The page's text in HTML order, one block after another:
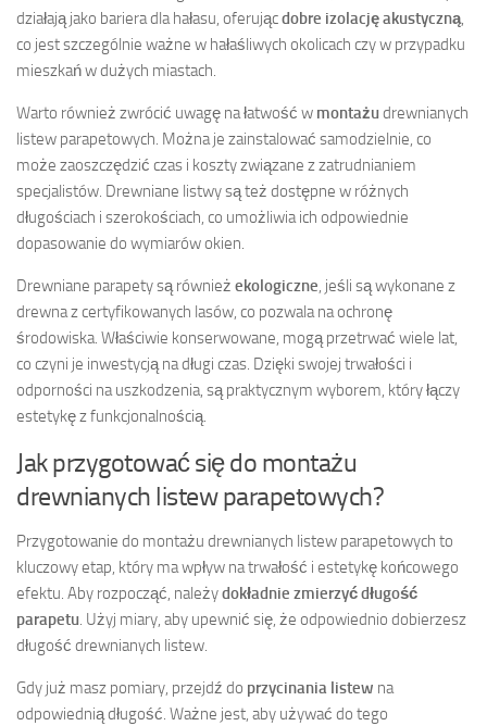
działają jako bariera dla hałasu, oferującdobre izolację akustyczną,
co jest szczególnie ważne w hałaśliwych okolicach czy w przypadku
mieszkań w dużych miastach.
Warto również zwrócić uwagę na łatwość w montażudrewnianych
listew parapetowych. Można je zainstalować samodzielnie, co
może zaoszczędzić czas i koszty związane z zatrudnianiem
specjalistów. Drewniane listwy są też dostępne w różnych
długościach i szerokościach, co umożliwia ich odpowiednie
dopasowanie do wymiarów okien.
Drewniane parapety są również ekologiczne, jeśli są wykonane z
drewna z certyfikowanych lasów, co pozwala na ochronę
środowiska. Właściwie konserwowane, mogą przetrwać wiele lat,
co czyni je inwestycją na długi czas. Dzięki swojej trwałości i
odporności na uszkodzenia, są praktycznym wyborem, który łączy
estetykę z funkcjonalnością.
Jak przygotować się do montażu
drewnianych listew parapetowych?
Przygotowanie do montażu drewnianych listew parapetowych to
kluczowy etap, który ma wpływ na trwałość i estetykę końcowego
efektu. Aby rozpocząć, należydokładnie zmierzyć długość
parapetu. Użyj miary, aby upewnić się, że odpowiednio dobierzesz
długość drewnianych listew.
Gdy już masz pomiary, przejdź do przycinania listew na
odpowiednią długość. Ważne jest, aby używać do tego